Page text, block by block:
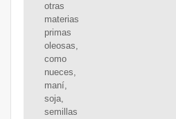
otras
materias
primas
oleosas,
como
nueces,
maní,
soja,
semillas